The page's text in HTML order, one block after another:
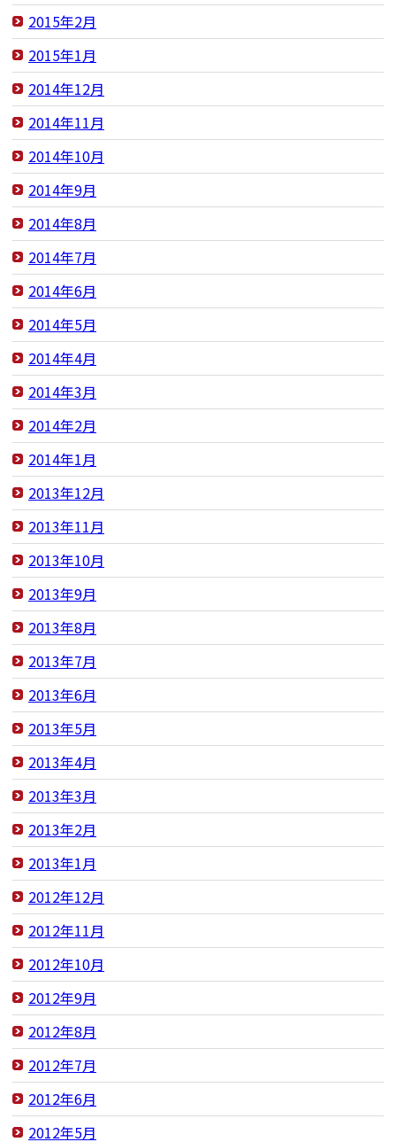
2015年2月
2015年1月
2014年12月
2014年11月
2014年10月
2014年9月
2014年8月
2014年7月
2014年6月
2014年5月
2014年4月
2014年3月
2014年2月
2014年1月
2013年12月
2013年11月
2013年10月
2013年9月
2013年8月
2013年7月
2013年6月
2013年5月
2013年4月
2013年3月
2013年2月
2013年1月
2012年12月
2012年11月
2012年10月
2012年9月
2012年8月
2012年7月
2012年6月
2012年5月